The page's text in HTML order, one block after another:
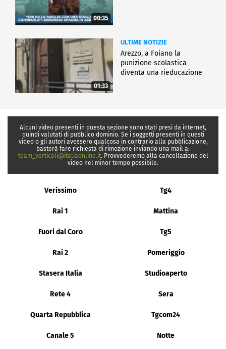
00:35
01:33
ULTIME NOTIZIE
Arezzo, a Foiano la
punizione scolastica
diventa una rieducazione
Alcuni video presenti in questa sezione sono stati presi da internet,
quindi valutati di pubblico dominio. Se i soggetti presenti in questi
video o gli autori avessero qualcosa in contrario alla pubblicazione,
basterà fare richiesta di rimozione inviando una mail a:
team_verticali@italiaonline.it. Provvederemo alla cancellazione del
video nel minor tempo possibile.
Verissimo Tg4
Rai 1 Mattina
Fuori dal Coro Tg5
Rai 2 Pomeriggio
Stasera Italia Studioaperto
Rete 4 Sera
Quarta Repubblica Tgcom24
Canale 5 Notte